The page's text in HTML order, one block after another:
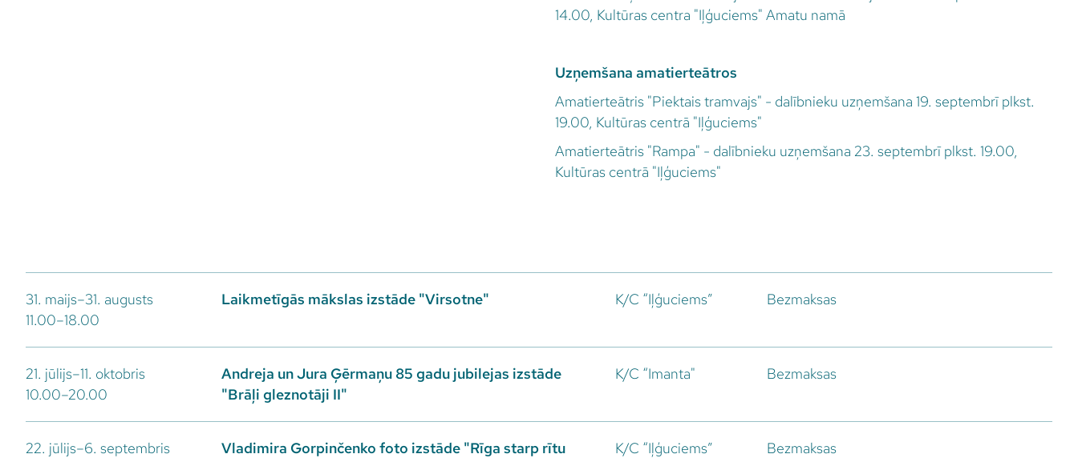
14.00, Kultūras centra "Iļģuciems" Amatu namā
Uzņemšana amatierteātros
Amatierteātris "Piektais tramvajs" - dalībnieku uzņemšana 19. septembrī plkst.
19.00, Kultūras centrā "Iļģuciems"
Amatierteātris "Rampa" - dalībnieku uzņemšana 23. septembrī plkst. 19.00,
Kultūras centrā "Iļģuciems"
31. maijs–31. augusts
11.00–18.00
Laikmetīgās mākslas izstāde "Virsotne" K/C “Iļģuciems” Bezmaksas
21. jūlijs–11. oktobris
10.00–20.00
Andreja un Jura Ģērmaņu 85 gadu jubilejas izstāde
"Brāļi gleznotāji II"
K/C “Imanta" Bezmaksas
22. jūlijs–6. septembris
Vladimira Gorpinčenko foto izstāde "Rīga starp rītu
K/C “Iļģuciems” Bezmaksas